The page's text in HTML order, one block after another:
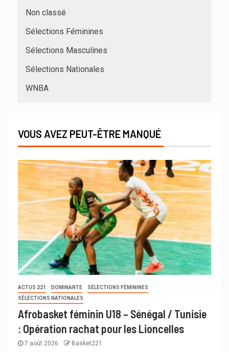
Non classé
Sélections Féminines
Sélections Masculines
Sélections Nationales
WNBA
VOUS AVEZ PEUT-ÊTRE MANQUÉ
ACTUS 221 DOMINANTE
SÉLECTIONS FÉMININES
SÉLECTIONS NATIONALES
Afrobasket féminin U18 – Sénégal / Tunisie
: Opération rachat pour les Lioncelles
7 août 2026 Basket221